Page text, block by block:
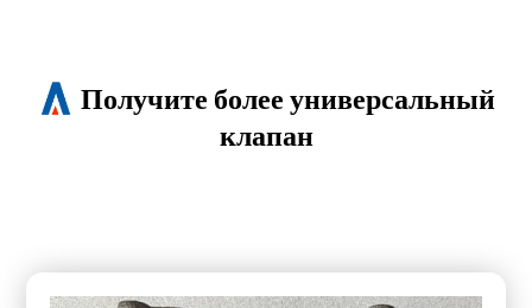
Получите более универсальный
клапан